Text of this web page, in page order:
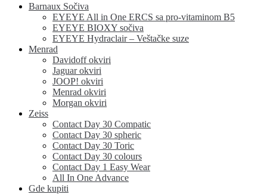
Barnaux Sočiva
EYEYE All in One ERCS sa pro-vitaminom B5
EYEYE BIOXY sočiva
EYEYE Hydraclair – Veštačke suze
Menrad
Davidoff okviri
Jaguar okviri
JOOP! okviri
Menrad okviri
Morgan okviri
Zeiss
Contact Day 30 Compatic
Contact Day 30 spheric
Contact Day 30 Toric
Contact Day 30 colours
Contact Day 1 Easy Wear
All In One Advance
Gde kupiti